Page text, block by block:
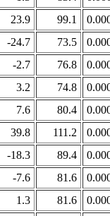
23.9 99.1
-24.7 73.5
-2.7 76.8
3.2 74.8
7.6 80.4
39.8 111.2
-18.3 89.4
-7.6 81.6
1.3 81.6